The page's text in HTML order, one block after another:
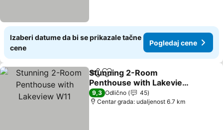
Izaberi datume da bi se prikazale tačne
cene
Pogledaj cene
Deli Dodati u favorite
Stunning 2-Room
Penthouse with Lakeview
W11
Pogledaj cene
9,3 Odlično
45
Centar grada: udaljenost 6.7 km